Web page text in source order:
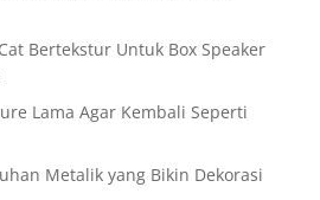
Bertekstur Untuk Box Speaker
Lama Agar Kembali Seperti
Metalik yang Bikin Dekorasi